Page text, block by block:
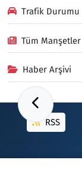
Trafik Durumu
Tüm Manşetler
Haber Arşivi
RSS